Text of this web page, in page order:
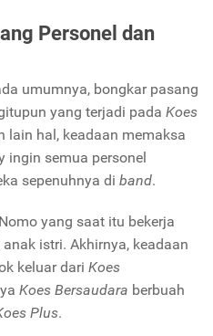
Personel dan
umumnya, bongkar pasang
yang terjadi pada Koes
lain hal, keadaan memaksa
ingin semua personel
sepenuhnya di band.
yang saat itu bekerja
istri. Akhirnya, keadaan
keluar dari Koes
Koes Bersaudara berbuah
Plus.